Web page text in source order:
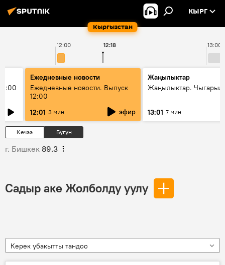
Кыргызстан
КЫРГ
12:00 13:00
12:18
Ежедневные новости
Ежедневные новости. Выпуск
12:00
12:01 3 мин эфир
Жаңылыктар
Жаңылыктар.
13:01 7 мин
Кечээ Бүгүн
г. Бишкек 89.3
Садыр аке Жолболду уулу
Керек убакытты тандоо